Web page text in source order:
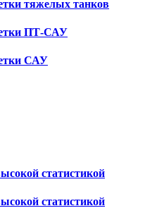
тяжелых танков
ПТ-САУ
САУ
статистикой
статистикой